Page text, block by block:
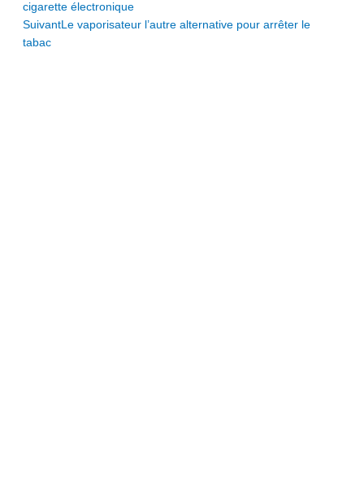
cigarette électronique
SuivantLe vaporisateur l’autre alternative pour arrêter le
tabac